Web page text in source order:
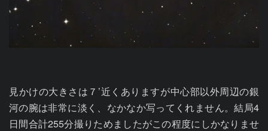
見かけの大きさは７’近くありますが中心部以外周辺の銀
河の腕は非常に淡く、なかなか写ってくれません。結局4
日間合計255分撮りためましたがこの程度にしかなりませ